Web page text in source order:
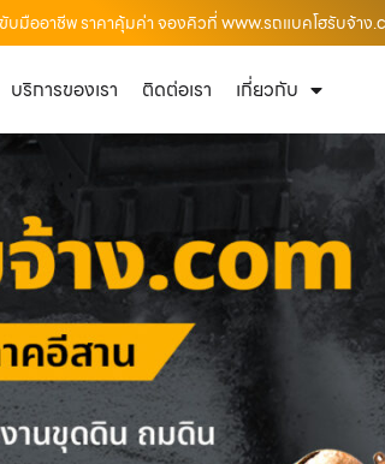
มืออาชีพ ราคาคุ้มค่า จองคิวที่ www.รถแบคโฮรับจ้าง
บริการของเรา ติดต่อเรา เกี่ยวกับ